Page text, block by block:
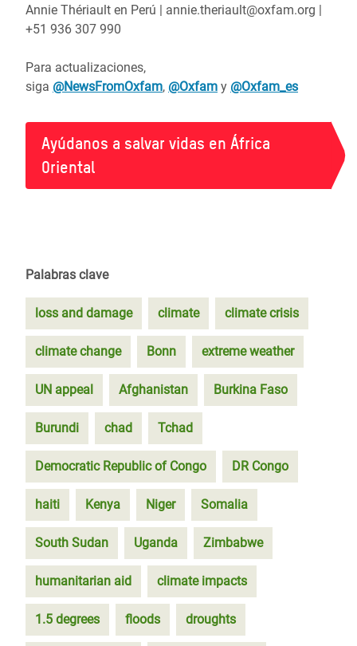
Annie Thériault en Perú | annie.theriault@oxfam.org |
+51 936 307 990
Para actualizaciones,
siga @NewsFromOxfam, @Oxfam y @Oxfam_es
Ayúdanos a salvar vidas en África
Oriental
Palabras clave
loss and damage climate climate crisis
climate change Bonn extreme weather
UN appeal Afghanistan Burkina Faso
Burundi chad Tchad
Democratic Republic of Congo DR Congo
haiti Kenya Niger Somalia
South Sudan Uganda Zimbabwe
humanitarian aid climate impacts
1.5 degrees floods droughts